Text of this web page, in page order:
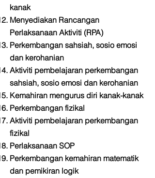
kanak
Menyediakan Rancangan
Perlaksanaan Aktiviti (RPA)
Perkembangan sahsiah, sosio emosi
dan kerohanian
Aktiviti pembelajaran perkembangan
sahsiah, sosio emosi dan kerohanian
Kemahiran mengurus diri kanak-kanak
Perkembangan fizikal
Aktiviti pembelajaran perkembangan
fizikal
Perlaksanaan SOP
Perkembangan kemahiran matematik
dan pemikiran logik